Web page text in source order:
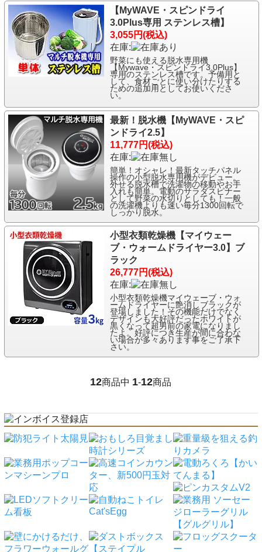
【MyWAVE・スピンドライ
3.0Plus専用 ステンレス槽】
3,055円(税込)
在庫:
野菜にも使える脱水専用機
【Mywave・スピンドライ3.0Plus】
専用のステンレス槽です。予備用と
して、食材ごとに使い分けたりする
ための追加用としてお使いくださ
い。
最新！脱水機【MyWAVE・スピ
ンドライ2.5】
11,777円(税込)
在庫:
簡単！オシャレ！最新タッチパネル
操作の小型脱水専用機がデビュー。
外せる脱水槽で洗濯物の移動やお手
入れも簡単。電動のサラダスピナー
として野菜の水切りとしても！一般
の洗濯機よりも速い毎分1300回転で
しっかり脱水。
小型衣類乾燥機【マイウェー
ブ・ウォームドライヤー3.0】ブ
ラック
26,777円(税込)
在庫:
小型衣類乾燥機マイウェーブ・ウォ
ームドライヤーに艶消しブラックが
登場しました！その機能だけでなく
デザインも大好評だったホワイトが
黒くなって超男前の家電になりまし
たよ。好評につき生産が間に合わな
い場合が多々あります事をご了承下
さい。
12商品中 1-12商品